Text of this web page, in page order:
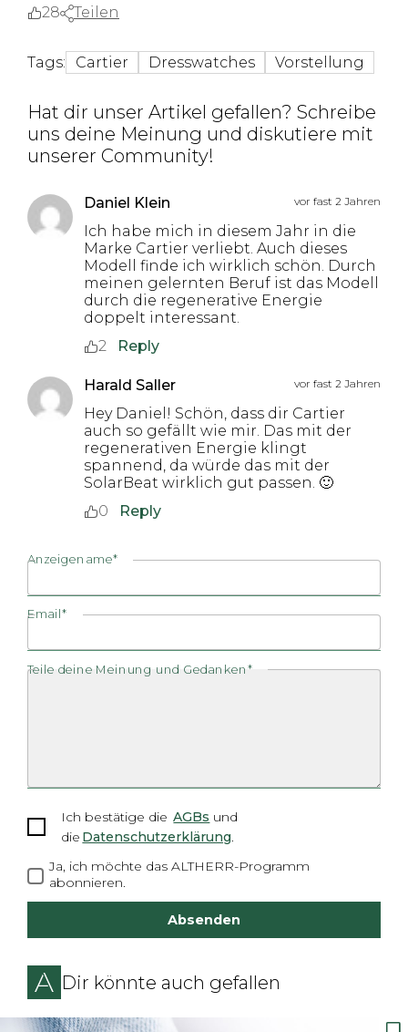
28 Teilen
Tags: Cartier Dresswatches Vorstellung
Hat dir unser Artikel gefallen? Schreibe
uns deine Meinung und diskutiere mit
unserer Community!
Daniel Klein vor fast 2 Jahren
Ich habe mich in diesem Jahr in die
Marke Cartier verliebt. Auch dieses
Modell finde ich wirklich schön. Durch
meinen gelernten Beruf ist das Modell
durch die regenerative Energie
doppelt interessant.
2
Reply
Harald Saller vor fast 2 Jahren
Hey Daniel! Schön, dass dir Cartier
auch so gefällt wie mir. Das mit der
regenerativen Energie klingt
spannend, da würde das mit der
SolarBeat wirklich gut passen. 🙂
0
Reply
Anzeigename*
Email*
Teile deine Meinung und Gedanken*
Ich bestätige die AGBs und
die Datenschutzerklärung.
Ja, ich möchte das ALTHERR-Programm
abonnieren.
Absenden
Dir könnte auch gefallen